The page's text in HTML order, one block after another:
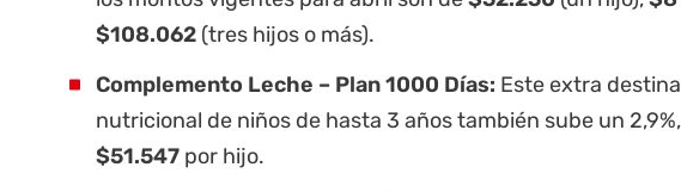
$108.062 (tres hijos o más).
Complemento Leche – Plan 1000 Días: Este extra
nutricional de niños de hasta 3 años también sube un
$51.547 por hijo.